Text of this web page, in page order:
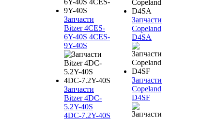
Запчасти
Bitzer 4CES-
6Y-40S 4CES-
9Y-40S
Запчасти
Bitzer 4DC-
5.2Y-40S
4DC-7.2Y-40S
Запчасти
Copeland
D4SA
Запчасти
Copeland
D4SF